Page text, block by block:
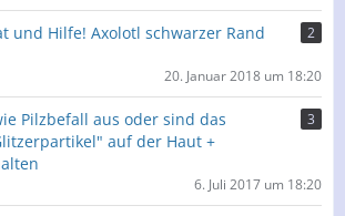
und Hilfe! Axolotl schwarzer Rand
2
20. Januar 2018 um 18:20
Pilzbefall aus oder sind das
auf der Haut +
3
6. Juli 2017 um 18:20